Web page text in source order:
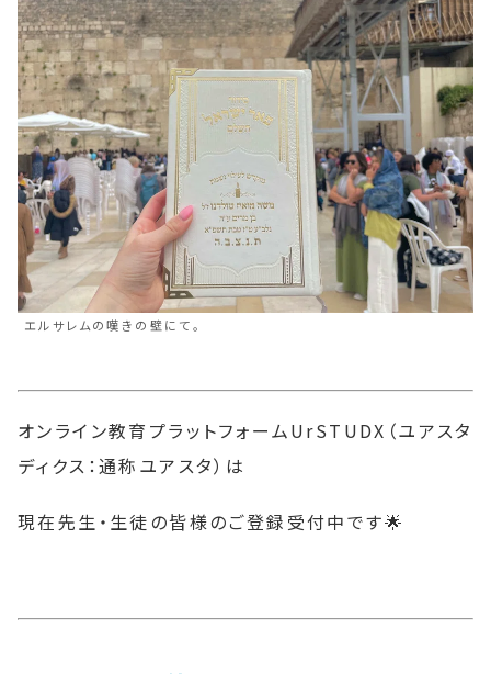
エルサレムの嘆きの壁にて。
オンライン教育プラットフォームUrSTUDX（ユアスタ
ディクス：通称ユアスタ）は
現在先生・生徒の皆様のご登録受付中です🌟